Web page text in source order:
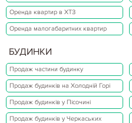
Оренда квартир в ХТЗ
Оренда малогабаритних квартир
БУДИНКИ
Продаж частини будинку
Продаж будинків на Холодній Горі
Продаж будинків у Пісочині
Продаж будинків у Черкаських